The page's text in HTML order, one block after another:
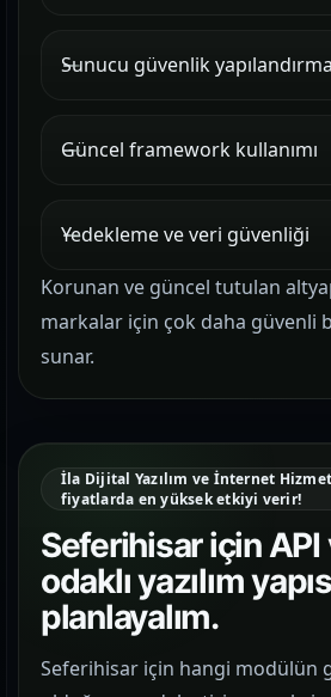
Sunucu güvenlik
Güncel framework kullanımı
Yedekleme ve veri güvenliği
Korunan ve güncel tutulan
markalar için çok daha güvenli
sunar.
İla Dijital Yazılım ve İnternet
fiyatlarda en yüksek etkiyi verir!
Seferihisar için API
odaklı yazılım
planlayalım.
Seferihisar için hangi modülün